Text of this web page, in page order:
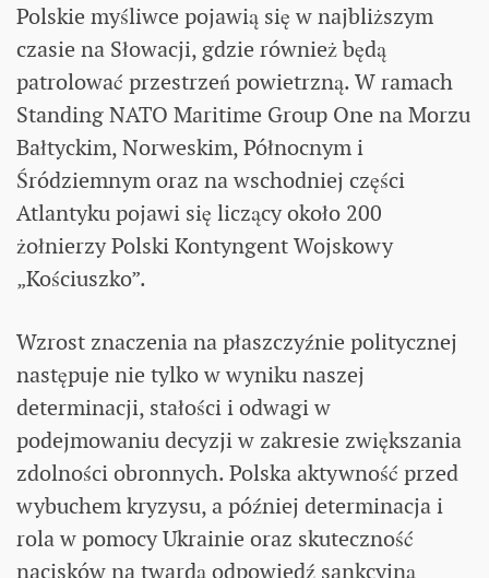
Polskie myśliwce pojawią się w najbliższym
czasie na Słowacji, gdzie również będą
patrolować przestrzeń powietrzną. W ramach
Standing NATO Maritime Group One na Morzu
Bałtyckim, Norweskim, Północnym i
Śródziemnym oraz na wschodniej części
Atlantyku pojawi się liczący około 200
żołnierzy Polski Kontyngent Wojskowy
„Kościuszko”.
Wzrost znaczenia na płaszczyźnie politycznej
następuje nie tylko w wyniku naszej
determinacji, stałości i odwagi w
podejmowaniu decyzji w zakresie zwiększania
zdolności obronnych. Polska aktywność przed
wybuchem kryzysu, a później determinacja i
rola w pomocy Ukrainie oraz skuteczność
nacisków na twardą odpowiedź sankcyjną